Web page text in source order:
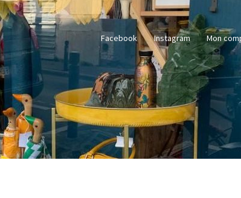
Facebook Instagram Mon